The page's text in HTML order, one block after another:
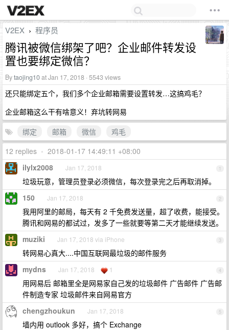
V2EX › 程序员
腾讯被微信绑架了吧？企业邮件转发设
置也要绑定微信？
Bytaojing10at Jan 17, 2018 · 5543 views
还只能绑定五个，我们多个企业邮箱需要设置转发…这搞鸡毛？
企业邮箱这么干有啥意义！弃坑转网易
绑定
邮箱 微信
鸡毛
12 replies • 2018-01-17 14:49:11 +08:00
1
ilylx2008 Jan 17, 2018
垃圾玩意，管理员登录必须微信，每次登录完之后再取消掉。
2
150 Jan 17, 2018
我用阿里的邮局，每天有 2 千免费发送量，超了收费，能接受。
腾讯和网易的都试过，发多了一些就要等第二天才能继续发送。
3
muziki Jan 17, 2018 via iPhone
转网易心真大....中国互联网最垃圾的邮件服务
4
mydns Jan 17, 2018 1
用网易后 邮箱里全是网易家自己发的垃圾邮件 广告邮件 广告邮
件制造专家 垃圾邮件来自网易官方
5
chengzhoukun Jan 17, 2018
墙内用 outlook 多好，搞个 Exchange